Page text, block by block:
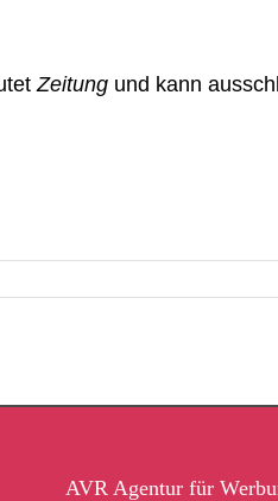
Zeitung und kann
AVR Agentur für